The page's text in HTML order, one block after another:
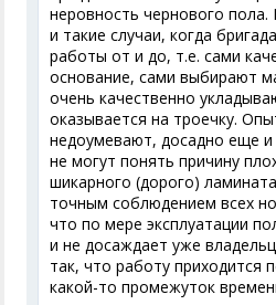
неровность чернового
и такие случаи, когда
работы от и до, т.е. сами
основание, сами выбирают
очень качественно
оказывается на троечку.
недоумевают, досадно еще
не могут понять причину
шикарного (дорого)
точным соблюдением всех
что по мере эксплуатации
и не досаждает уже
так, что работу приходится
какой-то промежуток